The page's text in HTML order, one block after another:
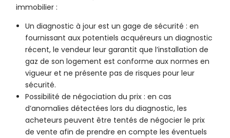
immobilier :
Un diagnostic à jour est un gage de sécurité : en
fournissant aux potentiels acquéreurs un diagnostic
récent, le vendeur leur garantit que l’installation de
gaz de son logement est conforme aux normes en
vigueur et ne présente pas de risques pour leur
sécurité.
Possibilité de négociation du prix : en cas
d’anomalies détectées lors du diagnostic, les
acheteurs peuvent être tentés de négocier le prix
de vente afin de prendre en compte les éventuels